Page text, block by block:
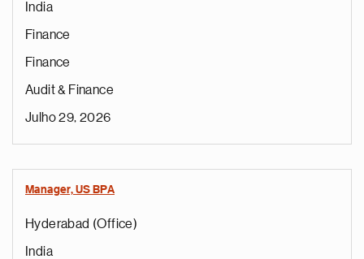
India
Finance
Finance
Audit & Finance
Julho 29, 2026
Manager, US BPA
Hyderabad (Office)
India